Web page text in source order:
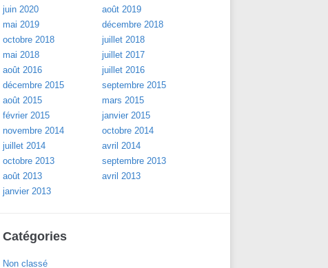
juin 2020
août 2019
mai 2019
décembre 2018
octobre 2018
juillet 2018
mai 2018
juillet 2017
août 2016
juillet 2016
décembre 2015
septembre 2015
août 2015
mars 2015
février 2015
janvier 2015
novembre 2014
octobre 2014
juillet 2014
avril 2014
octobre 2013
septembre 2013
août 2013
avril 2013
janvier 2013
Catégories
Non classé